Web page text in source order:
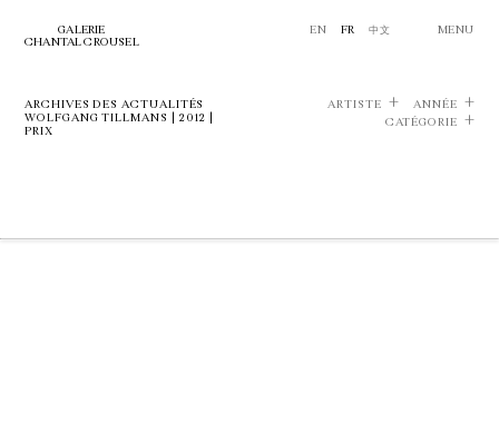
GALERIE
CHANTAL CROUSEL
EN FR 中文 MENU
ARCHIVES DES ACTUALITÉS
WOLFGANG TILLMANS | 2012 |
PRIX
ARTISTE
ANNÉE
CATÉGORIE